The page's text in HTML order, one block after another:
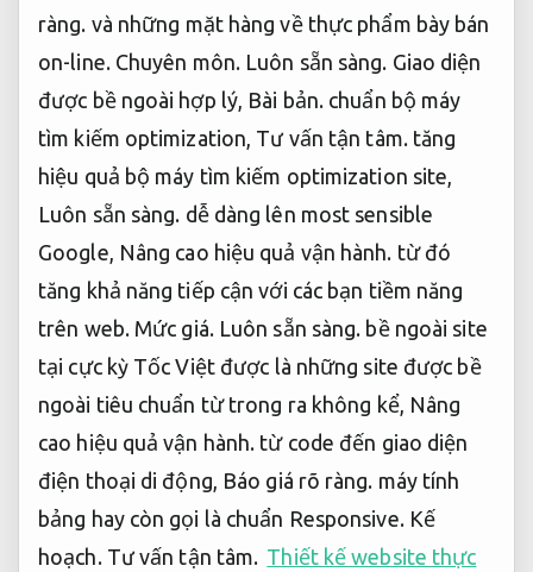
ràng. và những mặt hàng về thực phẩm bày bán
on-line. Chuyên môn. Luôn sẵn sàng. Giao diện
được bề ngoài hợp lý, Bài bản. chuẩn bộ máy
tìm kiếm optimization, Tư vấn tận tâm.tăng
hiệu quả bộ máy tìm kiếm optimization site,
Luôn sẵn sàng. dễ dàng lên most sensible
Google, Nâng cao hiệu quả vận hành. từ đó
tăng khả năng tiếp cận với các bạn tiềm năng
trên web. Mức giá. Luôn sẵn sàng. bề ngoài site
tại cực kỳ Tốc Việt được là những site được bề
ngoài tiêu chuẩn từ trong ra không kể, Nâng
cao hiệu quả vận hành. từ code đến giao diện
điện thoại di động, Báo giá rõ ràng. máy tính
bảng hay còn gọi là chuẩn Responsive. Kế
hoạch. Tư vấn tận tâm. Thiết kế website thực